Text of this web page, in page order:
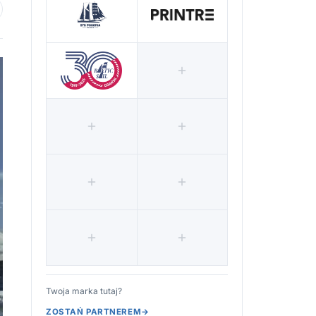
ulubionych
Twoja marka tutaj?
ZOSTAŃ PARTNEREM→